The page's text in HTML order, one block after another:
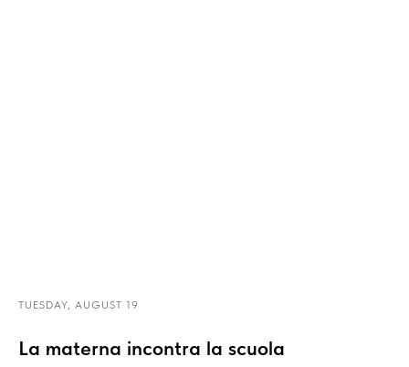
TUESDAY, AUGUST 19
La materna incontra la scuola